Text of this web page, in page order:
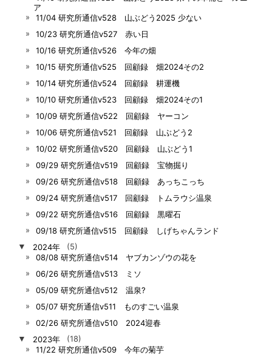
ア
11/04 研究所通信v528 山ぶどう2025 少ない
10/23 研究所通信v527 赤い日
10/16 研究所通信v526 今年の畑
10/15 研究所通信v525 回顧録 畑2024その2
10/14 研究所通信v524 回顧録 耕運機
10/10 研究所通信v523 回顧録 畑2024その1
10/09 研究所通信v522 回顧録 ヤーコン
10/06 研究所通信v521 回顧録 山ぶどう2
10/02 研究所通信v520 回顧録 山ぶどう1
09/29 研究所通信v519 回顧録 宝物掘り
09/26 研究所通信v518 回顧録 あっちこっち
09/24 研究所通信v517 回顧録 トムラウシ温泉
09/22 研究所通信v516 回顧録 黒曜石
09/18 研究所通信v515 回顧録 しげちゃんランド
▼
2024年
(5)
08/08 研究所通信v514 ヤブカンゾウの花を
06/26 研究所通信v513 ミソ
05/09 研究所通信v512 温泉?
05/07 研究所通信v511 ものすごい温泉
02/26 研究所通信v510 2024迎春
▼
2023年
(18)
11/22 研究所通信v509 今年の菊芋